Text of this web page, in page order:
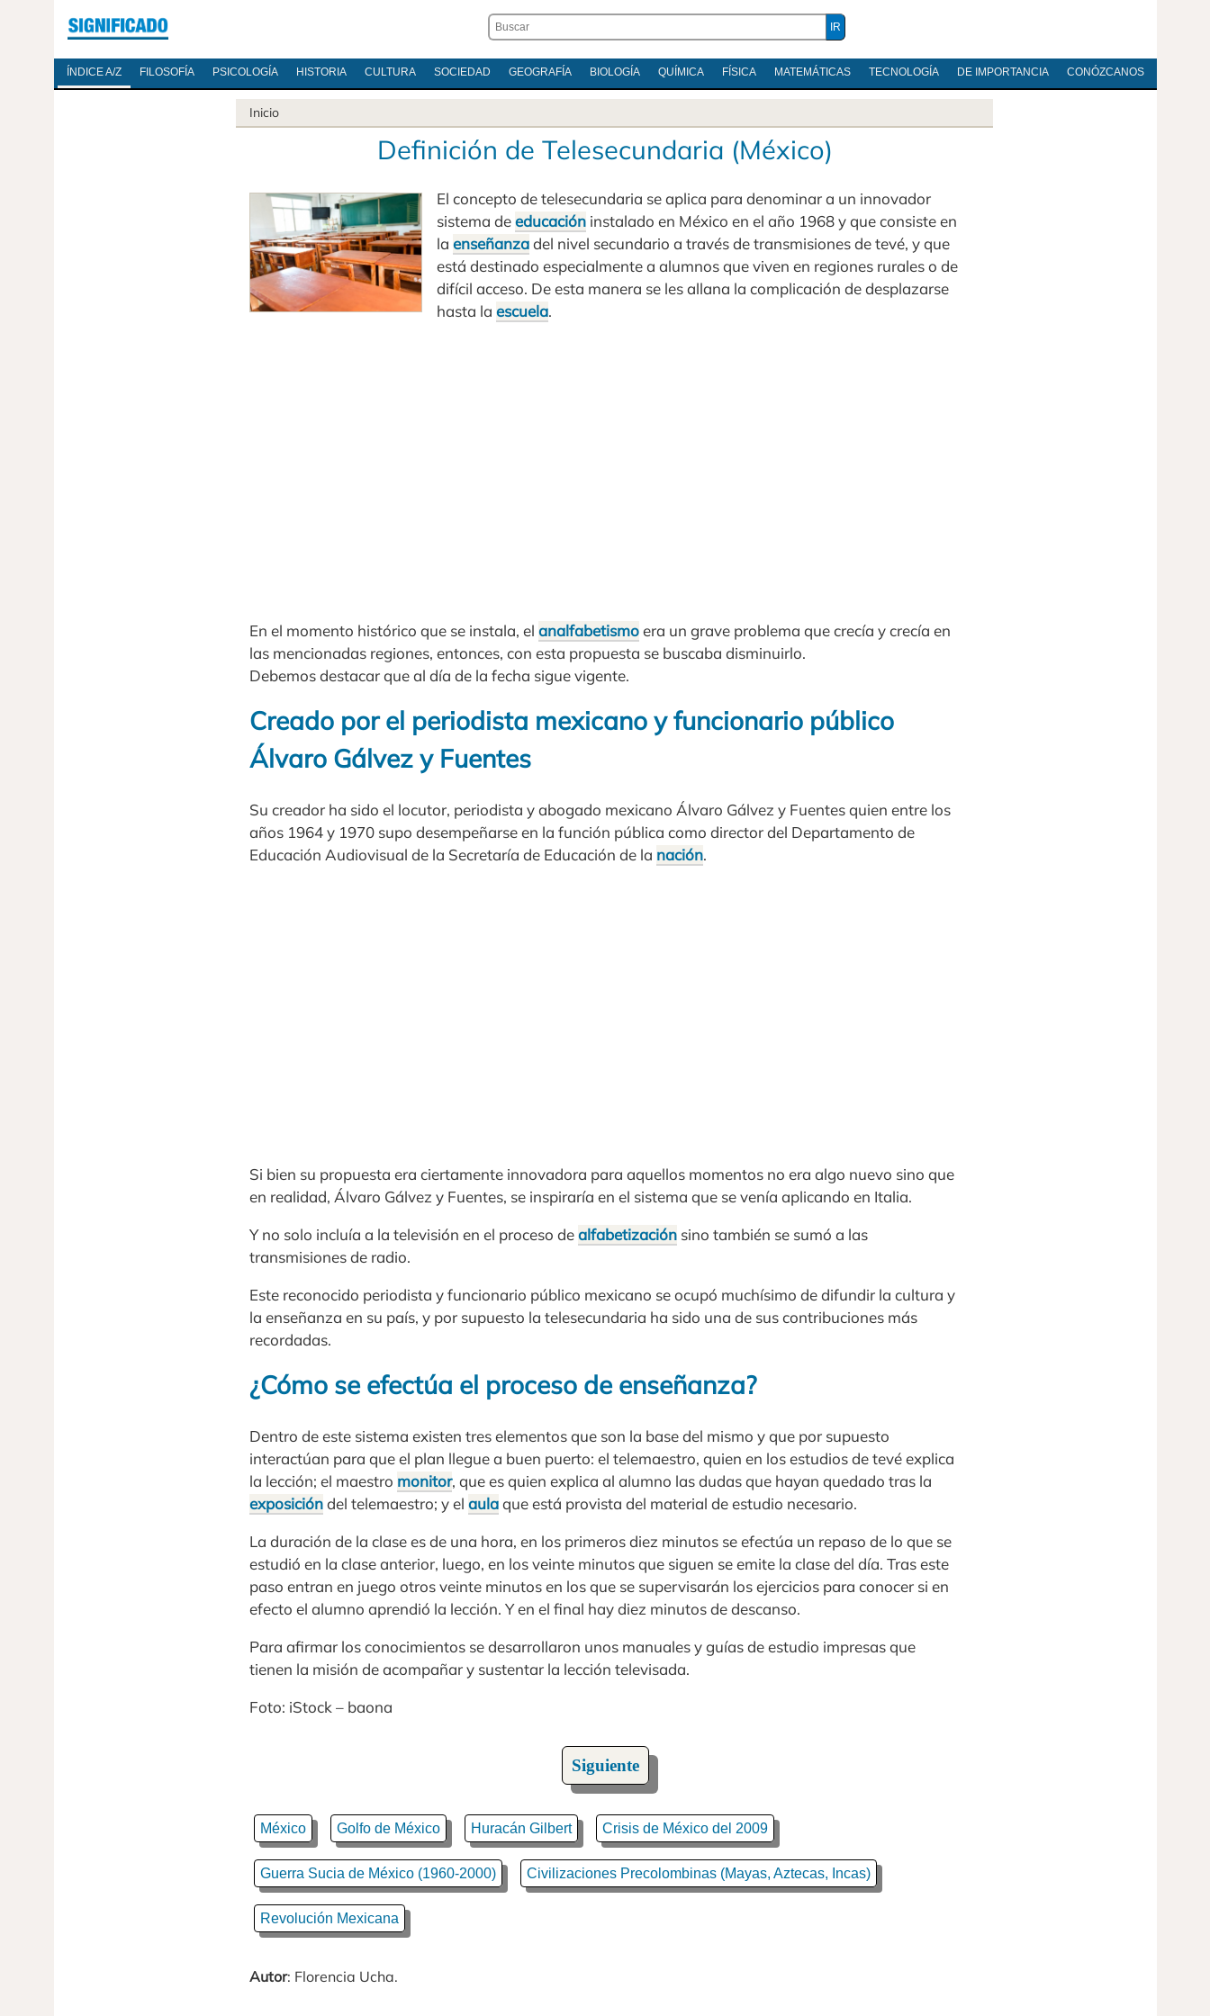
ÍNDICE A/Z FILOSOFÍA PSICOLOGÍA HISTORIA CULTURA SOCIEDAD GEOGRAFÍA BIOLOGÍA QUÍMICA FÍSICA MATEMÁTICAS TECNOLOGÍA DE IMPORTANCIA CONÓZCANOS
Inicio
Definición de Telesecundaria (México)
El concepto de telesecundaria se aplica para denominar a un innovador
sistema deeducación instalado en México en el año 1968 y que consiste en
la enseñanzadel nivel secundario a través de transmisiones de tevé, y que
está destinado especialmente a alumnos que viven en regiones rurales o de
difícil acceso. De esta manera se les allana la complicación de desplazarse
hasta la escuela.
En el momento histórico que se instala, el analfabetismoera un grave problema que crecía y crecía en
las mencionadas regiones, entonces, con esta propuesta se buscaba disminuirlo.
Debemos destacar que al día de la fecha sigue vigente.
Creado por el periodista mexicano y funcionario público
Álvaro Gálvez y Fuentes
Su creador ha sido el locutor, periodista y abogado mexicano Álvaro Gálvez y Fuentes quien entre los
años 1964 y 1970 supo desempeñarse en la función pública como director del Departamento de
Educación Audiovisual de la Secretaría de Educación de la nación.
Si bien su propuesta era ciertamente innovadora para aquellos momentos no era algo nuevo sino que
en realidad, Álvaro Gálvez y Fuentes, se inspiraría en el sistema que se venía aplicando en Italia.
Y no solo incluía a la televisión en el proceso dealfabetización sino también se sumó a las
transmisiones de radio.
Este reconocido periodista y funcionario público mexicano se ocupó muchísimo de difundir la cultura y
la enseñanza en su país, y por supuesto la telesecundaria ha sido una de sus contribuciones más
recordadas.
¿Cómo se efectúa el proceso de enseñanza?
Dentro de este sistema existen tres elementos que son la base del mismo y que por supuesto
interactúan para que el plan llegue a buen puerto: el telemaestro, quien en los estudios de tevé explica
la lección; el maestro monitor, que es quien explica al alumno las dudas que hayan quedado tras la
exposicióndel telemaestro; y el aulaque está provista del material de estudio necesario.
La duración de la clase es de una hora, en los primeros diez minutos se efectúa un repaso de lo que se
estudió en la clase anterior, luego, en los veinte minutos que siguen se emite la clase del día. Tras este
paso entran en juego otros veinte minutos en los que se supervisarán los ejercicios para conocer si en
efecto el alumno aprendió la lección. Y en el final hay diez minutos de descanso.
Para afirmar los conocimientos se desarrollaron unos manuales y guías de estudio impresas que
tienen la misión de acompañar y sustentar la lección televisada.
Foto: iStock – baona
Siguiente
México Golfo de México Huracán Gilbert Crisis de México del 2009
Guerra Sucia de México (1960-2000) Civilizaciones Precolombinas (Mayas, Aztecas, Incas)
Revolución Mexicana
Autor: Florencia Ucha.